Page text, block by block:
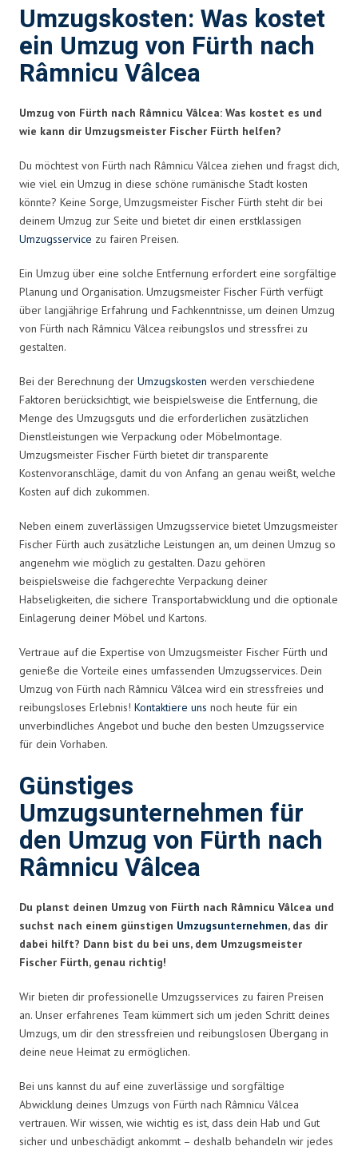
Umzugskosten: Was kostet
ein Umzug von Fürth nach
Râmnicu Vâlcea
Umzug von Fürth nach Râmnicu Vâlcea: Was kostet es und
wie kann dir Umzugsmeister Fischer Fürth helfen?
Du möchtest von Fürth nach Râmnicu Vâlcea ziehen und fragst dich,
wie viel ein Umzug in diese schöne rumänische Stadt kosten
könnte? Keine Sorge, Umzugsmeister Fischer Fürth steht dir bei
deinem Umzug zur Seite und bietet dir einen erstklassigen
Umzugsservice zu fairen Preisen.
Ein Umzug über eine solche Entfernung erfordert eine sorgfältige
Planung und Organisation. Umzugsmeister Fischer Fürth verfügt
über langjährige Erfahrung und Fachkenntnisse, um deinen Umzug
von Fürth nach Râmnicu Vâlcea reibungslos und stressfrei zu
gestalten.
Bei der Berechnung der Umzugskosten werden verschiedene
Faktoren berücksichtigt, wie beispielsweise die Entfernung, die
Menge des Umzugsguts und die erforderlichen zusätzlichen
Dienstleistungen wie Verpackung oder Möbelmontage.
Umzugsmeister Fischer Fürth bietet dir transparente
Kostenvoranschläge, damit du von Anfang an genau weißt, welche
Kosten auf dich zukommen.
Neben einem zuverlässigen Umzugsservice bietet Umzugsmeister
Fischer Fürth auch zusätzliche Leistungen an, um deinen Umzug so
angenehm wie möglich zu gestalten. Dazu gehören
beispielsweise die fachgerechte Verpackung deiner
Habseligkeiten, die sichere Transportabwicklung und die optionale
Einlagerung deiner Möbel und Kartons.
Vertraue auf die Expertise von Umzugsmeister Fischer Fürth und
genieße die Vorteile eines umfassenden Umzugsservices. Dein
Umzug von Fürth nach Râmnicu Vâlcea wird ein stressfreies und
reibungsloses Erlebnis! Kontaktiere uns noch heute für ein
unverbindliches Angebot und buche den besten Umzugsservice
für dein Vorhaben.
Günstiges
Umzugsunternehmen für
den Umzug von Fürth nach
Râmnicu Vâlcea
Du planst deinen Umzug von Fürth nach Râmnicu Vâlcea und
suchst nach einem günstigen Umzugsunternehmen, das dir
dabei hilft? Dann bist du bei uns, dem Umzugsmeister
Fischer Fürth, genau richtig!
Wir bieten dir professionelle Umzugsservices zu fairen Preisen
an. Unser erfahrenes Team kümmert sich um jeden Schritt deines
Umzugs, um dir den stressfreien und reibungslosen Übergang in
deine neue Heimat zu ermöglichen.
Bei uns kannst du auf eine zuverlässige und sorgfältige
Abwicklung deines Umzugs von Fürth nach Râmnicu Vâlcea
vertrauen. Wir wissen, wie wichtig es ist, dass dein Hab und Gut
sicher und unbeschädigt ankommt – deshalb behandeln wir jedes